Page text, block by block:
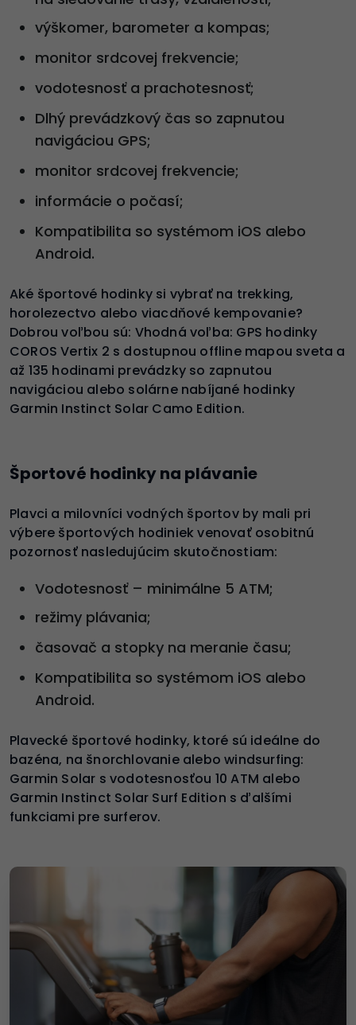
výškomer, barometer a kompas;
monitor srdcovej frekvencie;
vodotesnosť a prachotesnosť;
Dlhý prevádzkový čas so zapnutou
navigáciou GPS;
monitor srdcovej frekvencie;
informácie o počasí;
Kompatibilita so systémom iOS alebo
Android.
Aké športové hodinky si vybrať na trekking,
horolezectvo alebo viacdňové kempovanie?
Dobrou voľbou sú: Vhodná voľba: GPS hodinky
COROS Vertix 2 s dostupnou offline mapou sveta a
až 135 hodinami prevádzky so zapnutou
navigáciou alebo solárne nabíjané hodinky
Garmin Instinct Solar Camo Edition.
Športové hodinky na plávanie
Plavci a milovníci vodných športov by mali pri
výbere športových hodiniek venovať osobitnú
pozornosť nasledujúcim skutočnostiam:
Vodotesnosť – minimálne 5 ATM;
režimy plávania;
časovač a stopky na meranie času;
Kompatibilita so systémom iOS alebo
Android.
Plavecké športové hodinky, ktoré sú ideálne do
bazéna, na šnorchlovanie alebo windsurfing:
Garmin Solar s vodotesnosťou 10 ATM alebo
Garmin Instinct Solar Surf Edition s ďalšími
funkciami pre surferov.